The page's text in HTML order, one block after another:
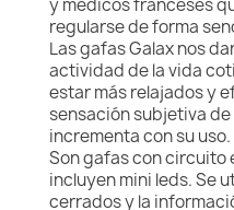
y médicos franceses
regularse de forma
Las gafas Galax nos
actividad de la vida
estar más relajados y
sensación subjetiva
incrementa con su uso.
Son gafas con circuito
incluyen mini leds. Se
cerrados y la